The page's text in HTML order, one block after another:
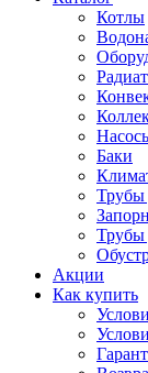
Котлы
Баки
Трубы
Трубы
Акции
Как купить